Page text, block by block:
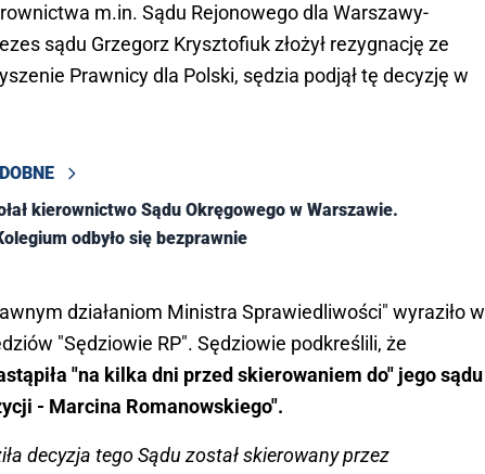
m.in. Sądu Rejonowego dla Warszawy-
sądu Grzegorz Krysztofiuk złożył rezygnację ze
Prawnicy dla Polski, sędzia podjął tę decyzję w
kierownictwo Sądu Okręgowego w Warszawie.
odbyło się bezprawnie
działaniom Ministra Sprawiedliwości" wyraziło w
"Sędziowie RP". Sędziowie podkreślili, że
"na kilka dni przed skierowaniem do" jego sądu
- Marcina Romanowskiego".
decyzja tego Sądu został skierowany przez